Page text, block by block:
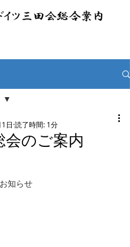
知らせ
会のご案内
日 読了時間: 1分